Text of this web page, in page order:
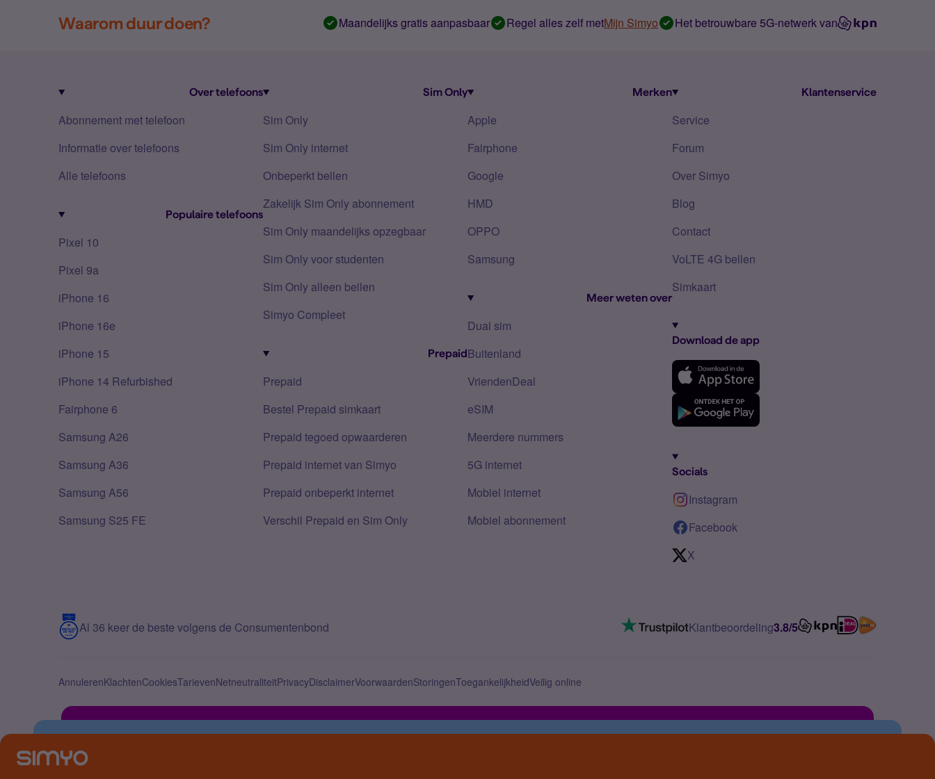
Waarom duur doen? Maandelijks gratis aanpasbaar Regel alles zelf metMijn Simyo Het betrouwbare 5G-netwerk van
Over telefoons
Abonnement met telefoon
Informatie over telefoons
Alle telefoons
Populaire telefoons
Pixel 10
Pixel 9a
iPhone 16
iPhone 16e
iPhone 15
iPhone 14 Refurbished
Fairphone 6
Samsung A26
Samsung A36
Samsung A56
Samsung S25 FE
Sim Only
Sim Only
Sim Only internet
Onbeperkt bellen
Zakelijk Sim Only abonnement
Sim Only maandelijks opzegbaar
Sim Only voor studenten
Sim Only alleen bellen
Simyo Compleet
Prepaid
Prepaid
Bestel Prepaid simkaart
Prepaid tegoed opwaarderen
Prepaid internet van Simyo
Prepaid onbeperkt internet
Verschil Prepaid en Sim Only
Merken
Apple
Fairphone
Google
HMD
OPPO
Samsung
Meer weten over
Dual sim
Buitenland
VriendenDeal
eSIM
Meerdere nummers
5G internet
Mobiel internet
Mobiel abonnement
Klantenservice
Service
Forum
Over Simyo
Blog
Contact
VoLTE 4G bellen
Simkaart
Download de app
Socials
Instagram
Facebook
X
Al 36 keer de beste volgens de Consumentenbond Klantbeoordeling3.8/5
AnnulerenKlachtenCookiesTarievenNetneutraliteitPrivacyDisclaimerVoorwaardenStoringenToegankelijkheidVeilig online